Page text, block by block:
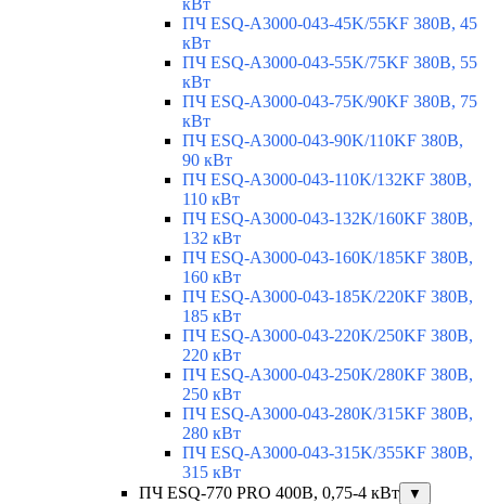
кВт
ПЧ ESQ-A3000-043-45K/55KF 380В, 45
кВт
ПЧ ESQ-A3000-043-55K/75KF 380В, 55
кВт
ПЧ ESQ-A3000-043-75K/90KF 380В, 75
кВт
ПЧ ESQ-A3000-043-90K/110KF 380В,
90 кВт
ПЧ ESQ-A3000-043-110K/132KF 380В,
110 кВт
ПЧ ESQ-A3000-043-132K/160KF 380В,
132 кВт
ПЧ ESQ-A3000-043-160K/185KF 380В,
160 кВт
ПЧ ESQ-A3000-043-185K/220KF 380В,
185 кВт
ПЧ ESQ-A3000-043-220K/250KF 380В,
220 кВт
ПЧ ESQ-A3000-043-250K/280KF 380В,
250 кВт
ПЧ ESQ-A3000-043-280K/315KF 380В,
280 кВт
ПЧ ESQ-A3000-043-315K/355KF 380В,
315 кВт
ПЧ ESQ-770 PRO 400В, 0,75-4 кВт
▼